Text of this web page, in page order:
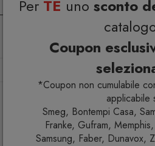
Per TE uno sconto
Coupon
*Coupon non cumulabile
applicabile
Smeg, Bontempi Casa,
Franke, Gufram,
Samsung, Faber, Dunavox,
Arredo esterno